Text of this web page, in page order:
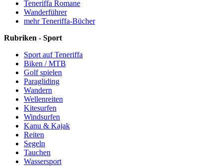
Teneriffa Romane
Wanderführer
mehr Teneriffa-Bücher
Rubriken - Sport
Sport auf Teneriffa
Biken / MTB
Golf spielen
Paragliding
Wandern
Wellenreiten
Kitesurfen
Windsurfen
Kanu & Kajak
Reiten
Segeln
Tauchen
Wassersport